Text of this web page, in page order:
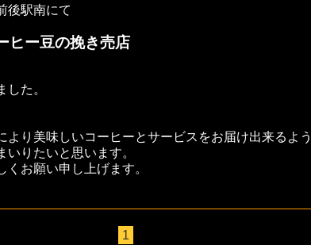
後駅南にて
ヒー豆の挽き売店
した。
より美味しいコーヒーとサービスをお届け出来るよう
いりたいと思います。
くお願い申し上げます。
1